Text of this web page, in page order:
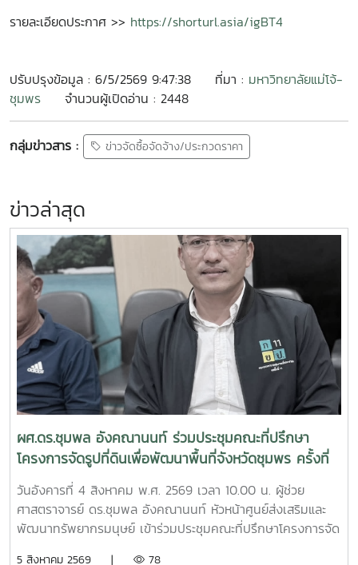
รายละเอียดประกาศ >> https://shorturl.asia/igBT4
ปรับปรุงข้อมูล : 6/5/2569 9:47:38 ที่มา : มหาวิทยาลัยแม่โจ้-
ชุมพร
จำนวนผู้เปิดอ่าน : 2448
กลุ่มข่าวสาร : ข่าวจัดซื้อจัดจ้าง/ประกวดราคา
ข่าวล่าสุด
ผศ.ดร.ชุมพล อังคณานนท์ ร่วมประชุมคณะที่ปรึกษา
โครงการจัดรูปที่ดินเพื่อพัฒนาพื้นที่จังหวัดชุมพร ครั้งที่
2/2569
วันอังคารที่ 4 สิงหาคม พ.ศ. 2569 เวลา 10.00 น. ผู้ช่วย
ศาสตราจารย์ ดร.ชุมพล อังคณานนท์ หัวหน้าศูนย์ส่งเสริมและ
พัฒนาทรัพยากรมนุษย์ เข้าร่วมประชุมคณะที่ปรึกษาโครงการจัด
5 สิงหาคม 2569 | 78